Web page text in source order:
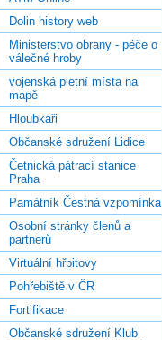
Dolin history web
Ministerstvo obrany - péče o
válečné hroby
vojenská pietní místa na
mapě
Hloubkaři
Občanské sdružení Lidice
Četnická pátrací stanice
Praha
Památník Čestná vzpomínka
Osobní stránky členů a
partnerů
Virtuální hřbitovy
Pohřebiště v ČR
Fortifikace
Občanské sdružení Klub